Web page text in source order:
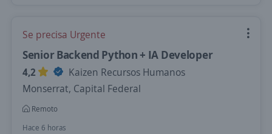
Se precisa Urgente
Senior Backend Python + IA Developer
4,2
Kaizen Recursos Humanos
Monserrat, Capital Federal
Remoto
Hace 6 horas